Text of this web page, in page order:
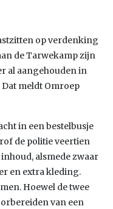
op verdenking
de Tarwekamp zijn
al aangehouden in
meldt Omroep
in een bestelbusje
de politie veertien
alsmede zwaar
en extra kleding.
Hoewel de twee
van een